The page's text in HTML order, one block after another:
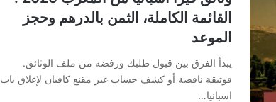
القائمة الكاملة، الثمن بالدرهم وحجز
الموعد
يبدأ الفرق بين قبول طلبك ورفضه من ملف الوثائق.
فوثيقة ناقصة أو كشف حساب غير مقنع كافيان لإغلاق باب
اسبانيا…